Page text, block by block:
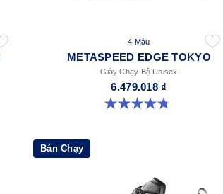
4 Màu
METASPEED EDGE TOKYO
Giày Chạy Bộ Unisex
6.479.018 ₫
4.8 trong số 5 sao. 469 đánh giá
Bán Chạy